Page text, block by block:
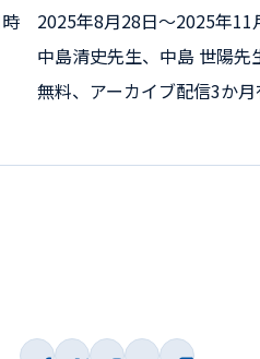
2025年8月28日〜2025年
中島清史先生、中島 世陽先
無料、アーカイブ配信3か月